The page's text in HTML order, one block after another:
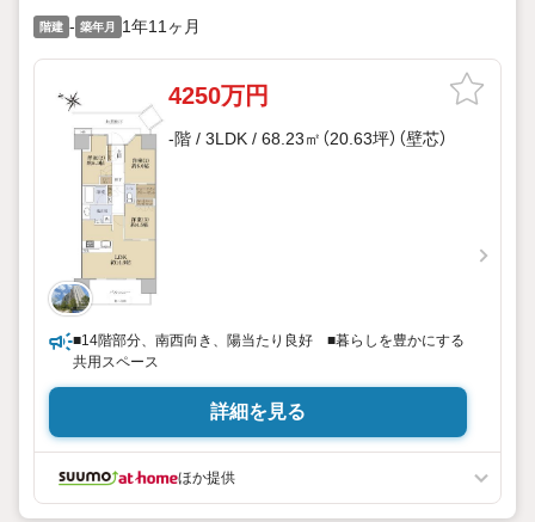
階建 - 築年月 1年11ヶ月
4250万円
-階 / 3LDK / 68.23㎡（20.63坪）（壁芯）
■14階部分、南西向き、陽当たり良好 ■暮らしを豊かにする
共用スペース
詳細を見る
ほか提供